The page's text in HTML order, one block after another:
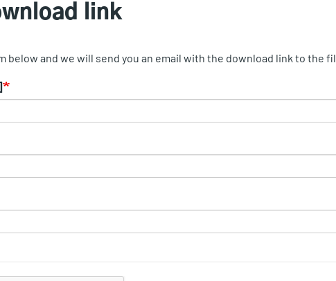
link
below and we will send you an email with the download link to the